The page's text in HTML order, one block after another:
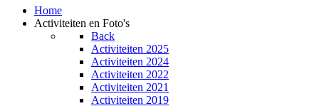
Home
Activiteiten en Foto's
Back
Activiteiten 2025
Activiteiten 2024
Activiteiten 2022
Activiteiten 2021
Activiteiten 2019